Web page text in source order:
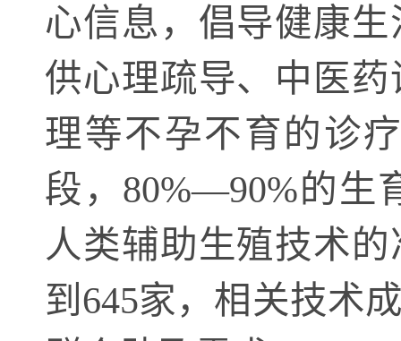
心信息，倡导健康
供心理疏导、中医
理等不孕不育的诊
段，80%—90%的生
人类辅助生殖技术
到645家，相关技术